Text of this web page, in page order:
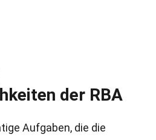
der RBA
Aufgaben, die die